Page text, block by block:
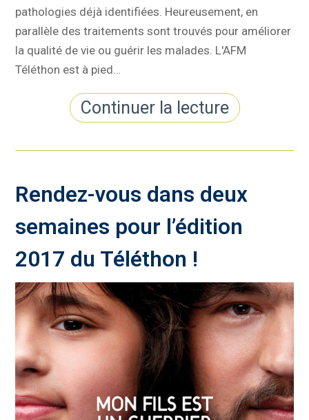
pathologies déjà identifiées. Heureusement, en
parallèle des traitements sont trouvés pour améliorer
la qualité de vie ou guérir les malades. L'AFM
Téléthon est à pied…
Continuer la lecture
Rendez-vous dans deux
semaines pour l’édition
2017 du Téléthon !